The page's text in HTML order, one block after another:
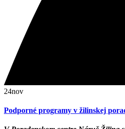
24nov
Podporné programy v žilinskej